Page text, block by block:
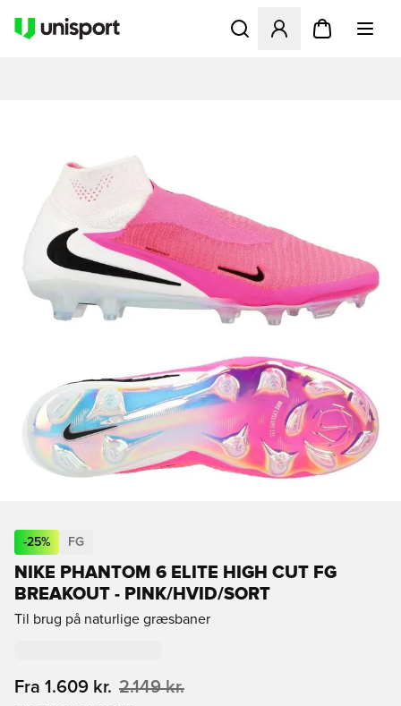
Åbner en Modal til at
-25% FG
NIKE PHANTOM 6 ELITE HIGH CUT FG
BREAKOUT - PINK/HVID/SORT
Til brug på naturlige græsbaner
Fra 1.609 kr. 2.149 kr.